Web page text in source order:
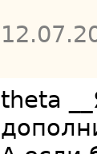
theta